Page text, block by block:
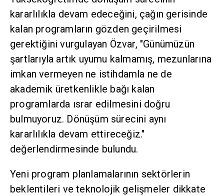
kararlılıkla devam edeceğini, çağın gerisinde
kalan programların gözden geçirilmesi
gerektiğini vurgulayan Özvar, "Günümüzün
şartlarıyla artık uyumu kalmamış, mezunlarına
imkan vermeyen ne istihdamla ne de
akademik üretkenlikle bağı kalan
programlarda ısrar edilmesini doğru
bulmuyoruz. Dönüşüm sürecini aynı
kararlılıkla devam ettireceğiz."
değerlendirmesinde bulundu.
Yeni program planlamalarının sektörlerin
beklentileri ve teknolojik gelişmeler dikkate